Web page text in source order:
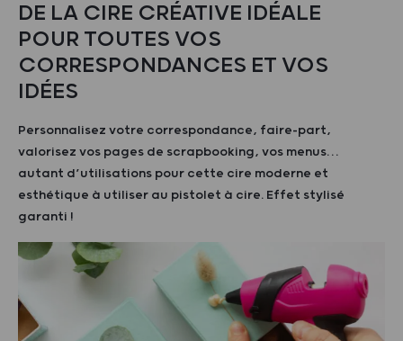
DE LA CIRE CRÉATIVE IDÉALE
POUR TOUTES VOS
CORRESPONDANCES ET VOS
IDÉES
Personnalisez votre correspondance, faire-part,
valorisez vos pages de scrapbooking, vos menus…
autant d’utilisations pour cette cire moderne et
esthétique à utiliser au pistolet à cire. Effet stylisé
garanti !